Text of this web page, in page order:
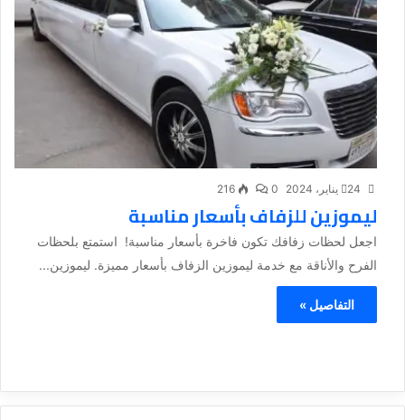
24 يناير، 2024 0
216
ليموزين للزفاف بأسعار مناسبة
اجعل لحظات زفافك تكون فاخرة بأسعار مناسبة! استمتع بلحظات
الفرح والأناقة مع خدمة ليموزين الزفاف بأسعار مميزة. ليموزين...
التفاصيل »